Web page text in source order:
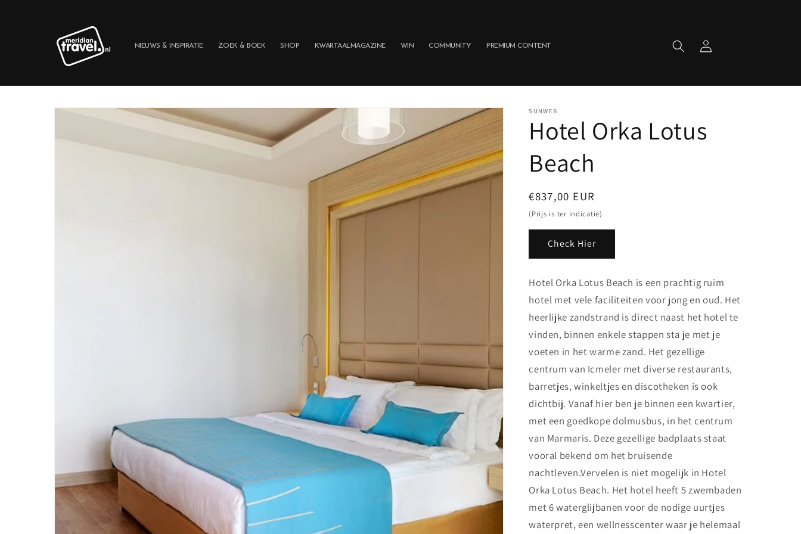
NIEUWS & INSPIRATIE ZOEK & BOEK SHOP KWARTAALMAGAZINE WIN COMMUNITY PREMIUM CONTENT Inloggen
SUNWEB
Hotel Orka Lotus
Beach
Normale
prijs
€837,00 EUR
(Prijs is ter indicatie)
Check Hier
Hotel Orka Lotus Beach is een prachtig ruim
hotel met vele faciliteiten voor jong en oud. Het
heerlijke zandstrand is direct naast het hotel te
vinden, binnen enkele stappen sta je met je
voeten in het warme zand. Het gezellige
centrum van Icmeler met diverse restaurants,
barretjes, winkeltjes en discotheken is ook
dichtbij. Vanaf hier ben je binnen een kwartier,
met een goedkope dolmusbus, in het centrum
van Marmaris. Deze gezellige badplaats staat
vooral bekend om het bruisende
nachtleven.Vervelen is niet mogelijk in Hotel
Orka Lotus Beach. Het hotel heeft 5 zwembaden
met 6 waterglijbanen voor de nodige uurtjes
waterpret, een wellnesscenter waar je helemaal